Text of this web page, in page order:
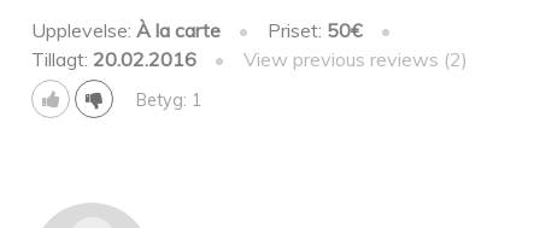
Upplevelse:À la carte • Priset: 50€
•
Tillagt: 20.02.2016 • View previous reviews (2)
Betyg: 1